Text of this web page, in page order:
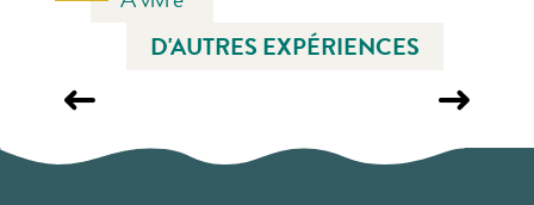
D'AUTRES EXPÉRIENCES
LIFESTYLE ET ORGANISATION